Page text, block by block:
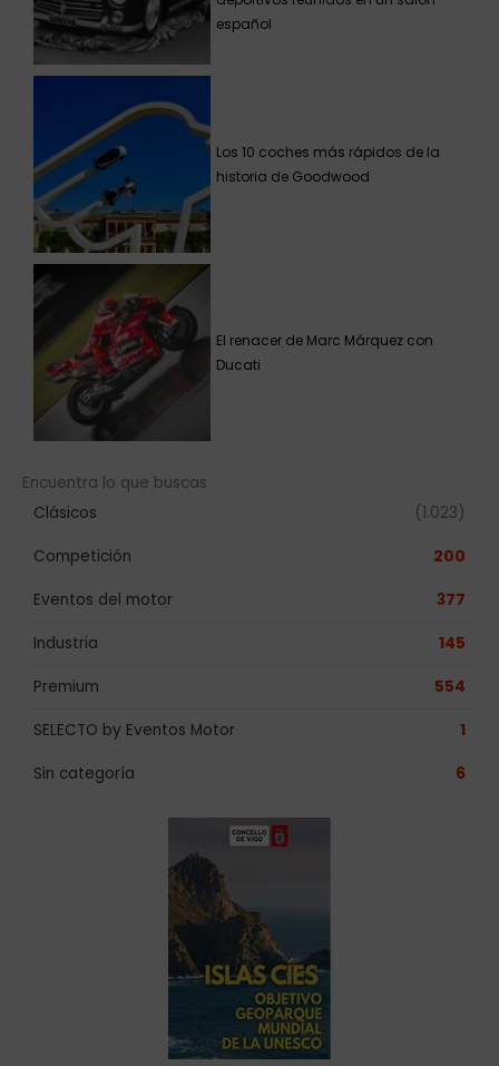
español
Los 10 coches más rápidos de la
historia de Goodwood
El renacer de Marc Márquez con
Ducati
Encuentra lo que buscas
Clásicos
(1.023)
Competición 200
Eventos del motor 377
Industria 145
Premium 554
SELECTO by Eventos Motor 1
Sin categoría 6